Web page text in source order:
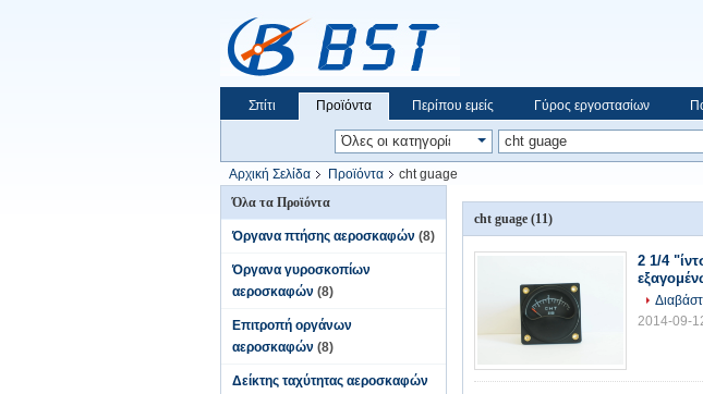
Σπίτι Προϊόντα Περίπου εμείς Γύρος εργοστασίων
Αρχική Σελίδα Προϊόντα
cht guage
Όλα τα Προϊόντα
Όργανα πτήσης αεροσκαφών (8)
Όργανα γυροσκοπίων
αεροσκαφών (8)
Επιτροπή οργάνων
αεροσκαφών (8)
Δείκτης ταχύτητας αεροσκαφών
cht guage (11)
2 1/4
2014-09-